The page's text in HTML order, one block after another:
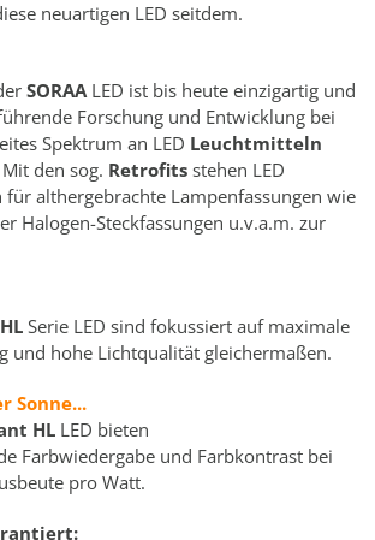
neuartigen LED seitdem.
SORAALED ist bis heute einzigartig und
Forschung und Entwicklung bei
Spektrum an LED Leuchtmitteln
den sog. Retrofits stehen LED
althergebrachte Lampenfassungen wie
Halogen-Steckfassungen u.v.a.m. zur
Serie LED sind fokussiert auf maximale
und hohe Lichtqualität gleichermaßen.
Sonne...
HL LED bieten
Farbwiedergabe und Farbkontrast bei
pro Watt.